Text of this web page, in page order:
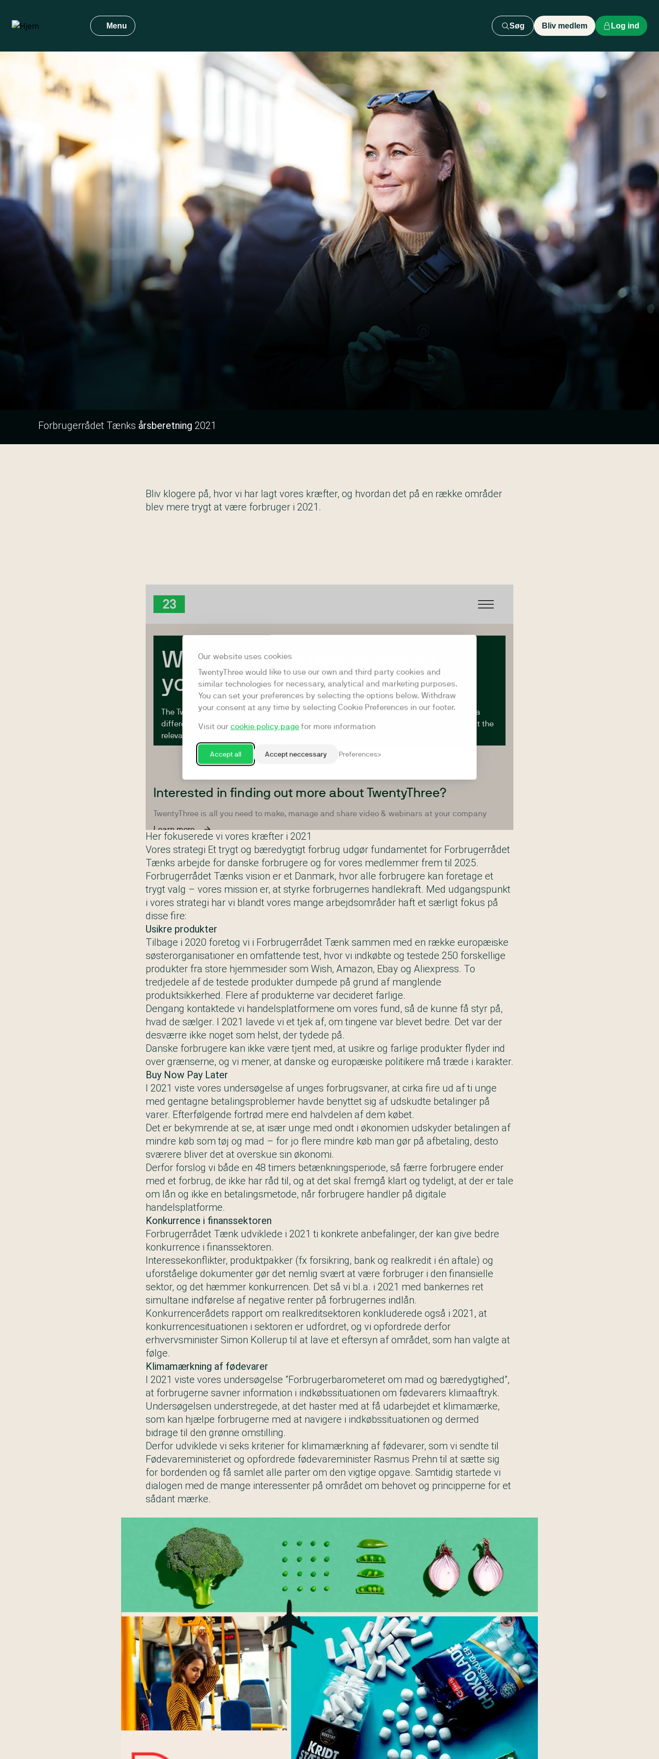
hovedindhold
Menu Søg Bliv medlem Log ind
Forbrugerrådet Tænks årsberetning 2021
Bliv klogere på, hvor vi har lagt vores kræfter, og hvordan det på en række områder
blev mere trygt at være forbruger i 2021.
Her fokuserede vi vores kræfter i 2021
Vores strategi Et trygt og bæredygtigt forbrug udgør fundamentet for Forbrugerrådet
Tænks arbejde for danske forbrugere og for vores medlemmer frem til 2025.
Forbrugerrådet Tænks vision er et Danmark, hvor alle forbrugere kan foretage et
trygt valg – vores mission er, at styrke forbrugernes handlekraft. Med udgangspunkt
i vores strategi har vi blandt vores mange arbejdsområder haft et særligt fokus på
disse fire:
Usikre produkter
Tilbage i 2020 foretog vi i Forbrugerrådet Tænk sammen med en række europæiske
søsterorganisationer en omfattende test, hvor vi indkøbte og testede 250 forskellige
produkter fra store hjemmesider som Wish, Amazon, Ebay og Aliexpress. To
tredjedele af de testede produkter dumpede på grund af manglende
produktsikkerhed. Flere af produkterne var decideret farlige.
Dengang kontaktede vi handelsplatformene om vores fund, så de kunne få styr på,
hvad de sælger. I 2021 lavede vi et tjek af, om tingene var blevet bedre. Det var der
desværre ikke noget som helst, der tydede på.
Danske forbrugere kan ikke være tjent med, at usikre og farlige produkter flyder ind
over grænserne, og vi mener, at danske og europæiske politikere må træde i karakter.
Buy Now Pay Later
I 2021 viste vores undersøgelse af unges forbrugsvaner, at cirka fire ud af ti unge
med gentagne betalingsproblemer havde benyttet sig af udskudte betalinger på
varer. Efterfølgende fortrød mere end halvdelen af dem købet.
Det er bekymrende at se, at især unge med ondt i økonomien udskyder betalingen af
mindre køb som tøj og mad – for jo flere mindre køb man gør på afbetaling, desto
sværere bliver det at overskue sin økonomi.
Derfor forslog vi både en 48 timers betænkningsperiode, så færre forbrugere ender
med et forbrug, de ikke har råd til, og at det skal fremgå klart og tydeligt, at der er tale
om lån og ikke en betalingsmetode, når forbrugere handler på digitale
handelsplatforme.
Konkurrence i finanssektoren
Forbrugerrådet Tænk udviklede i 2021 ti konkrete anbefalinger, der kan give bedre
konkurrence i finanssektoren.
Interessekonflikter, produktpakker (fx forsikring, bank og realkredit i én aftale) og
uforståelige dokumenter gør det nemlig svært at være forbruger i den finansielle
sektor, og det hæmmer konkurrencen. Det så vi bl.a. i 2021 med bankernes ret
simultane indførelse af negative renter på forbrugernes indlån.
Konkurrencerådets rapport om realkreditsektoren konkluderede også i 2021, at
konkurrencesituationen i sektoren er udfordret, og vi opfordrede derfor
erhvervsminister Simon Kollerup til at lave et eftersyn af området, som han valgte at
følge.
Klimamærkning af fødevarer
I 2021 viste vores undersøgelse ”Forbrugerbarometeret om mad og bæredygtighed”,
at forbrugerne savner information i indkøbssituationen om fødevarers klimaaftryk.
Undersøgelsen understregede, at det haster med at få udarbejdet et klimamærke,
som kan hjælpe forbrugerne med at navigere i indkøbssituationen og dermed
bidrage til den grønne omstilling.
Derfor udviklede vi seks kriterier for klimamærkning af fødevarer, som vi sendte til
Fødevareministeriet og opfordrede fødevareminister Rasmus Prehn til at sætte sig
for bordenden og få samlet alle parter om den vigtige opgave. Samtidig startede vi
dialogen med de mange interessenter på området om behovet og principperne for et
sådant mærke.